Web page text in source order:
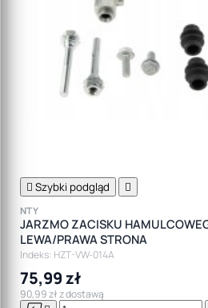
 Szybki podgląd 
NTY
JARZMO ZACISKU
LEWA/PRAWA STRONA
Indeks: HZT-VW-014A
75,99 zł
90,99 zł z dostawą